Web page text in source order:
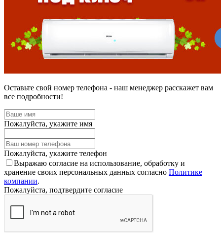
Оставьте свой номер телефона - наш менеджер расскажет вам
все подробности!
Пожалуйста, укажите имя
Пожалуйста, укажите телефон
Выражаю согласие на использование, обработку и
хранение своих персональных данных согласно Политике
компании.
Пожалуйста, подтвердите согласие